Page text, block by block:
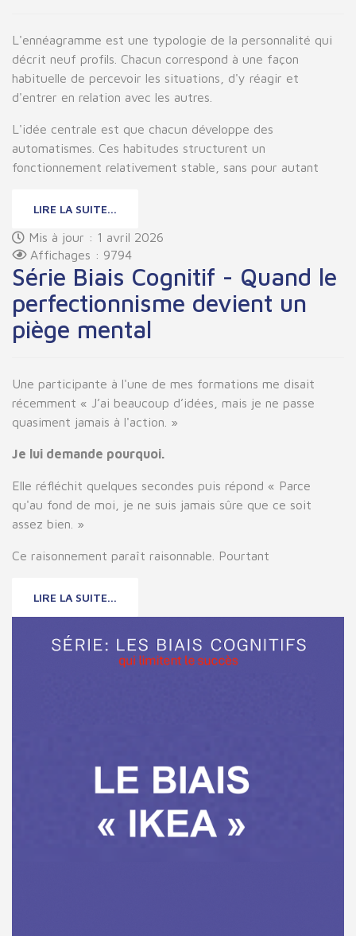
L'ennéagramme est une typologie de la personnalité qui
décrit neuf profils. Chacun correspond à une façon
habituelle de percevoir les situations, d'y réagir et
d'entrer en relation avec les autres.
L'idée centrale est que chacun développe des
automatismes. Ces habitudes structurent un
fonctionnement relativement stable, sans pour autant
LIRE LA SUITE...
Mis à jour : 1 avril 2026
Affichages : 9794
Série Biais Cognitif - Quand le
perfectionnisme devient un
piège mental
Une participante à l'une de mes formations me disait
récemment « J’ai beaucoup d’idées, mais je ne passe
quasiment jamais à l'action. »
Je lui demande pourquoi.
Elle réfléchit quelques secondes puis répond « Parce
qu'au fond de moi, je ne suis jamais sûre que ce soit
assez bien. »
Ce raisonnement paraît raisonnable. Pourtant
LIRE LA SUITE...